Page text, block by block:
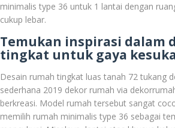
minimalis type 36 untuk 1 lantai dengan
cukup lebar.
Temukan inspirasi dalam
tingkat untuk gaya
Desain rumah tingkat luas tanah 72 tukang
sederhana 2019 dekor rumah via
berkreasi. Model rumah tersebut sangat
memilih rumah minimalis type 36 sebagai